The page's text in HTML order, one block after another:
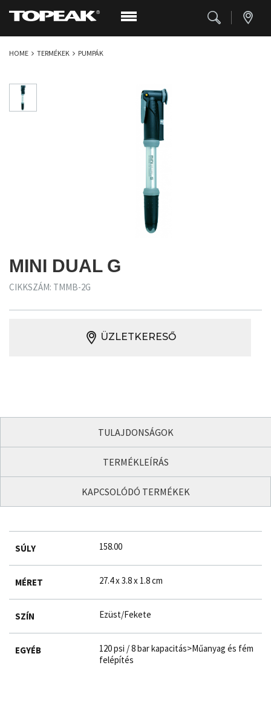
HOME TERMÉKEK PUMPÁK
MINI DUAL G
CIKKSZÁM: TMMB-2G
ÜZLETKERESŐ
TULAJDONSÁGOK
TERMÉKLEÍRÁS
KAPCSOLÓDÓ TERMÉKEK
SÚLY 158.00
MÉRET 27.4 x 3.8 x 1.8 cm
SZÍN Ezüst/Fekete
EGYÉB
120 psi / 8 bar kapacitás>Műanyag és fém
felépítés